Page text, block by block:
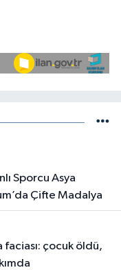
Çifte Madalya